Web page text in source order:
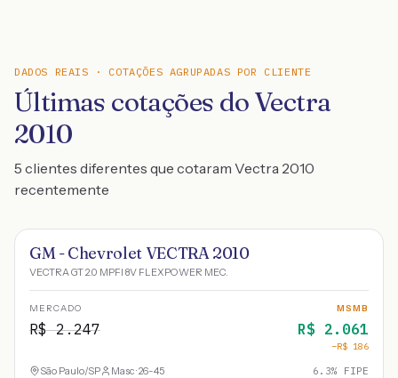
DADOS REAIS · COTAÇÕES AGRUPADAS POR CLIENTE
Últimas cotações do Vectra
2010
5 clientes diferentes que cotaram Vectra 2010
recentemente
GM - Chevrolet VECTRA 2010
VECTRA GT 2.0 MPFI 8V FLEXPOWER MEC.
MERCADO
R$2.247
MSMB
R$ 2.061
−R$ 186
São Paulo/SP Masc · 26-45 6.3% FIPE